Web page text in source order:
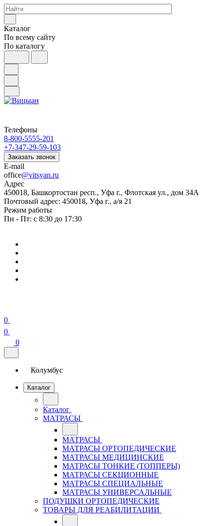
Каталог
По всему сайту
По каталогу
Телефоны
8-800-5555-201
+7-347-29-59-103
Заказать звонок
E-mail
office@vitsyan.ru
Адрес
450018, Башкортостан респ., Уфа г., Флотская ул., дом 34А
Почтовый адрес: 450018, Уфа г., а/я 21
Режим работы
Пн - Пт: с 8:30 до 17:30
0
0
0
Колумбус
Каталог
Каталог
МАТРАСЫ
МАТРАСЫ
МАТРАСЫ ОРТОПЕДИЧЕСКИЕ
МАТРАСЫ МЕДИЦИНСКИЕ
МАТРАСЫ ТОНКИЕ (ТОППЕРЫ)
МАТРАСЫ СЕКЦИОННЫЕ
МАТРАСЫ СПЕЦИАЛЬНЫЕ
МАТРАСЫ УНИВЕРСАЛЬНЫЕ
ПОДУШКИ ОРТОПЕДИЧЕСКИЕ
ТОВАРЫ ДЛЯ РЕАБИЛИТАЦИИ